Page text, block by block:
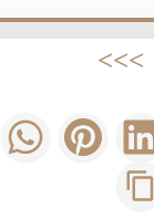
>>>